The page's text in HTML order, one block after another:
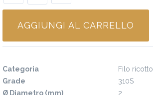
AGGIUNGI AL CARRELLO
Categoria
Filo ricotto
Grade
310S
Ø Diametro (mm)
2